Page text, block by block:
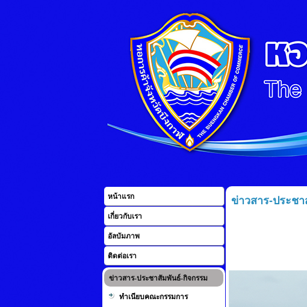
หน้าแรก
เกี่ยวกับเรา
อัลบัมภาพ
ติดต่อเรา
ข่าวสาร-ประชาสัมพันธ์-กิจกรรม
ทำเนียบคณะกรรมการ
ข่าวสาร-ประช